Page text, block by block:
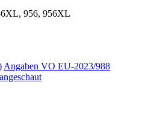
956, 956XL
Angaben VO EU-2023/988